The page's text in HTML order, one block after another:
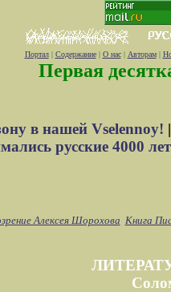
Портал| Содержание| О нас| Авторам|
Первая
в нашей Vselennoy! |
русские 4000
Алексея Шорохова Книга